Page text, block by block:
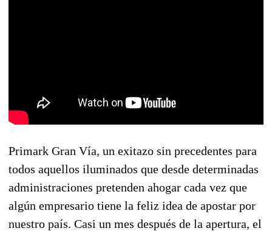
Primark Gran Vía, un exitazo sin precedentes para
todos aquellos iluminados que desde determinadas
administraciones pretenden ahogar cada vez que
algún empresario tiene la feliz idea de apostar por
nuestro país. Casi un mes después de la apertura, el